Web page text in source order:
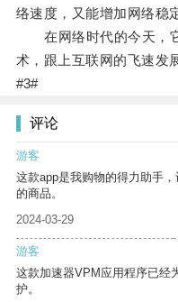
络速度，又能增加网络稳
在网络时代的今天，它
术，跟上互联网的飞速发
#3#
评论
游客
这款app是我购物的得力助手
的商品。
2024-03-29
游客
这款加速器VPM应用程序已经
护。